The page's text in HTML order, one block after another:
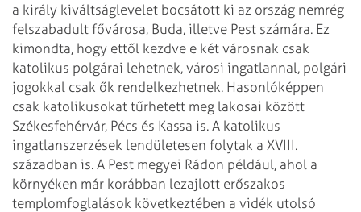
a király kiváltságlevelet bocsátott ki az ország nemrég
felszabadult fővárosa, Buda, illetve Pest számára. Ez
kimondta, hogy ettől kezdve e két városnak csak
katolikus polgárai lehetnek, városi ingatlannal, polgári
jogokkal csak ők rendelkezhetnek. Hasonlóképpen
csak katolikusokat tűrhetett meg lakosai között
Székesfehérvár, Pécs és Kassa is. A katolikus
ingatlanszerzések lendületesen folytak a XVIII.
században is. A Pest megyei Rádon például, ahol a
környéken már korábban lezajlott erőszakos
templomfoglalások következtében a vidék utolsó